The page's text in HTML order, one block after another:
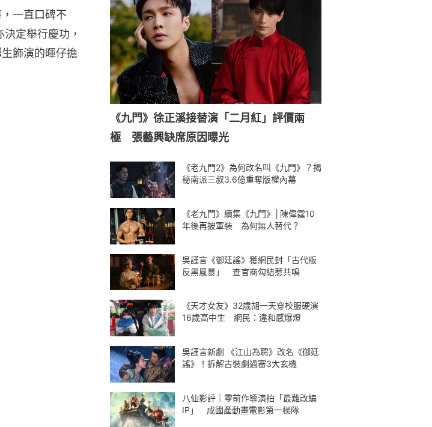
一直口碑不
定舉行慶功，
飾演的暉仔擔
《九門》徐正溪接替演「二月紅」評價兩
極 張藝興缺席原因曝光
《老九門2》為何改名叫《九門》？揭
秘南派三叔3.6億重奪版權內幕
《老九門》續集《九門》│陳偉霆10
年後再披軍裝 為何無人替代？
吳謹言《御廷謠》獲網民封「古代版
反黑風暴」 查官商勾結惹共鳴
《天才女友》32歲胡一天穿校服硬演
16歲高中生 網民：違和感爆燈
吳謹言新劇 《江山為聘》改名《御廷
謠》！拆解古裝劇過審3大玄機
八仙影評｜零前作導演拍「最難改編
IP」 成國產動畫電影第一梯隊